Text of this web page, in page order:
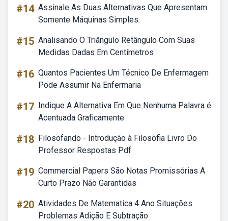
#14 Assinale As Duas Alternativas Que Apresentam
Somente Máquinas Simples.
#15 Analisando O Triângulo Retângulo Com Suas
Medidas Dadas Em Centímetros
#16 Quantos Pacientes Um Técnico De Enfermagem
Pode Assumir Na Enfermaria
#17 Indique A Alternativa Em Que Nenhuma Palavra é
Acentuada Graficamente
#18 Filosofando - Introdução à Filosofia Livro Do
Professor Respostas Pdf
#19 Commercial Papers São Notas Promissórias A
Curto Prazo Não Garantidas
#20 Atividades De Matematica 4 Ano Situações
Problemas Adição E Subtração